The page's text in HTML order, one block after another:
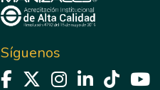
Síguenos